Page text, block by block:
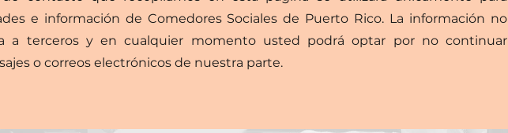
e información de Comedores Sociales de Puerto Rico. La información no
a terceros y en cualquier momento usted podrá optar por no continuar
o correos electrónicos de nuestra parte.